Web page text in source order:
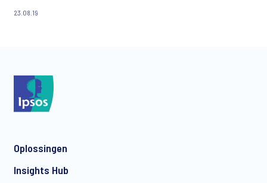
Creative Excellence onderzoek biedt ondersteuning tijdens het
23.08.19
Oplossingen
Insights Hub